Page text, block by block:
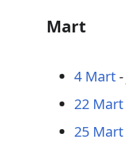
Mart
4 Mart-
22 Mart
25 Mart